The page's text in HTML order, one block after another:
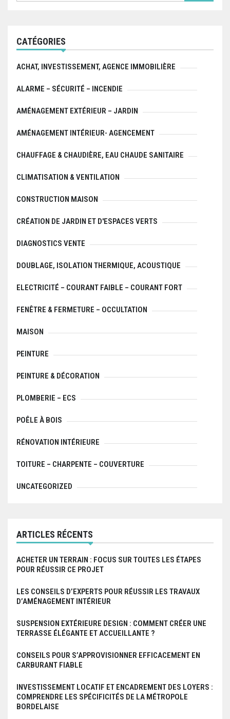
CATÉGORIES
ACHAT, INVESTISSEMENT, AGENCE IMMOBILIÈRE
ALARME – SÉCURITÉ – INCENDIE
AMÉNAGEMENT EXTÉRIEUR – JARDIN
AMÉNAGEMENT INTÉRIEUR- AGENCEMENT
CHAUFFAGE & CHAUDIÈRE, EAU CHAUDE SANITAIRE
CLIMATISATION & VENTILATION
CONSTRUCTION MAISON
CRÉATION DE JARDIN ET D'ESPACES VERTS
DIAGNOSTICS VENTE
DOUBLAGE, ISOLATION THERMIQUE, ACOUSTIQUE
ELECTRICITÉ – COURANT FAIBLE – COURANT FORT
FENÊTRE & FERMETURE – OCCULTATION
MAISON
PEINTURE
PEINTURE & DÉCORATION
PLOMBERIE – ECS
POÊLE À BOIS
RÉNOVATION INTÉRIEURE
TOITURE – CHARPENTE – COUVERTURE
UNCATEGORIZED
ARTICLES RÉCENTS
ACHETER UN TERRAIN : FOCUS SUR TOUTES LES ÉTAPES
POUR RÉUSSIR CE PROJET
LES CONSEILS D’EXPERTS POUR RÉUSSIR LES TRAVAUX
D’AMÉNAGEMENT INTÉRIEUR
SUSPENSION EXTÉRIEURE DESIGN : COMMENT CRÉER UNE
TERRASSE ÉLÉGANTE ET ACCUEILLANTE ?
CONSEILS POUR S’APPROVISIONNER EFFICACEMENT EN
CARBURANT FIABLE
INVESTISSEMENT LOCATIF ET ENCADREMENT DES LOYERS :
COMPRENDRE LES SPÉCIFICITÉS DE LA MÉTROPOLE
BORDELAISE